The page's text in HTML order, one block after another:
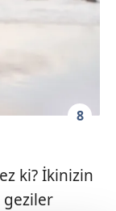
8
ki? İkinizin